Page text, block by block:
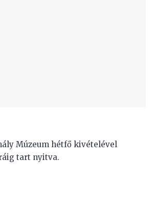
Múzeum hétfő kivételével
tart nyitva.